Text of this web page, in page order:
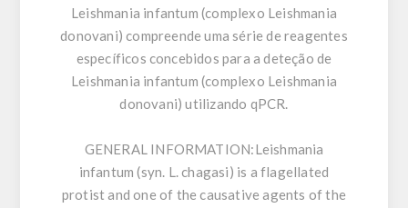
Leishmania infantum (complexo Leishmania
donovani) compreende uma série de reagentes
específicos concebidos para a deteção de
Leishmania infantum (complexo Leishmania
donovani) utilizando qPCR.
GENERAL INFORMATION:Leishmania
infantum (syn. L. chagasi) is a flagellated
protist and one of the causative agents of the